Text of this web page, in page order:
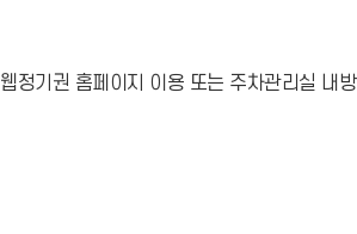
웹정기권 홈페이지 이용 또는 주차관리실 내방